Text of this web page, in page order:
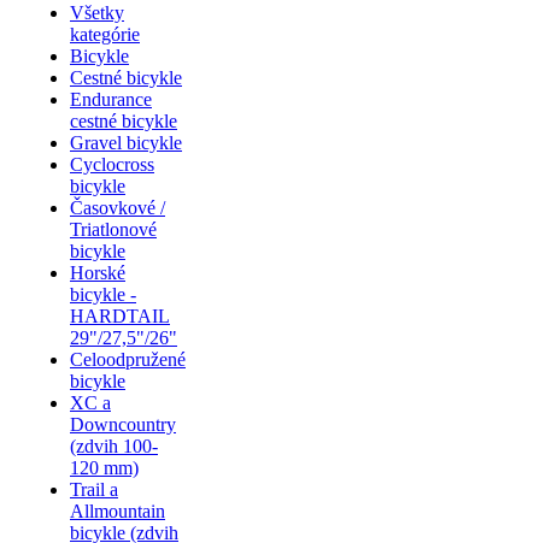
Všetky
kategórie
Bicykle
Cestné bicykle
Endurance
cestné bicykle
Gravel bicykle
Cyclocross
bicykle
Časovkové /
Triatlonové
bicykle
Horské
bicykle -
HARDTAIL
29"/27,5"/26"
Celoodpružené
bicykle
XC a
Downcountry
(zdvih 100-
120 mm)
Trail a
Allmountain
bicykle (zdvih